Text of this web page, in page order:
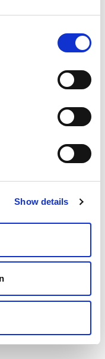
Show details
bis
Software und
von
Modelle auf
über Nacht
mit eigenen
was hinter Predictive
Embedded-KI